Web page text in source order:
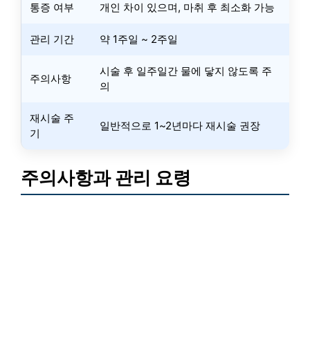
통증 여부 개인 차이 있으며, 마취 후 최소화 가능
관리 기간 약 1주일 ~ 2주일
주의사항
시술 후 일주일간 물에 닿지 않도록 주
의
재시술 주
기
일반적으로 1~2년마다 재시술 권장
주의사항과 관리 요령